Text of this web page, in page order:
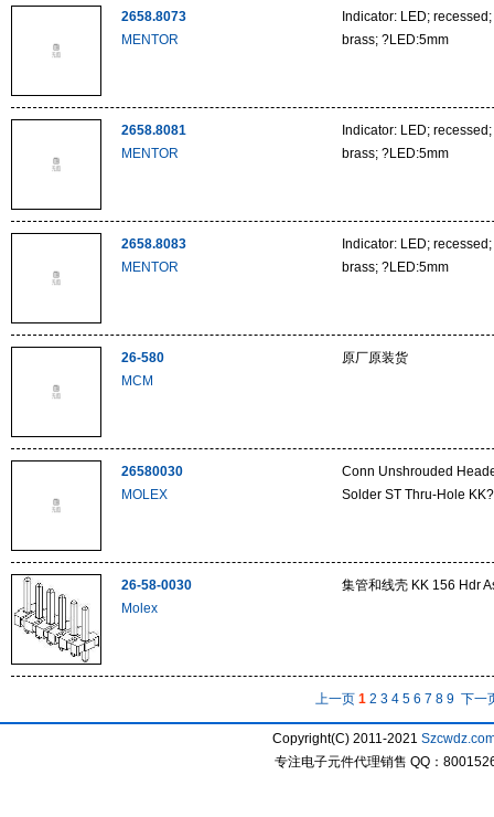
2658.8073
MENTOR
Indicator: LED;
brass; ?LED:5mm
2658.8081
MENTOR
Indicator: LED;
brass; ?LED:5mm
2658.8083
MENTOR
Indicator: LED;
brass; ?LED:5mm
26-580
MCM
原厂原装货
26580030
MOLEX
Conn Unshrouded
Solder ST Thru-Hole
26-58-0030
Molex
集管和线壳 KK 156 Hdr
上一页 1 2 3 4 5 6 7 8 9 下一
Copyright(C) 2011-2021
专注电子元件代理销售 QQ：